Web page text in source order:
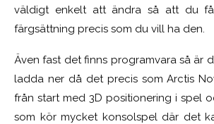
väldigt enkelt att ändra så att du
färgsättning precis som du vill ha den.
Även fast det finns programvara så är
ladda ner då det precis som Arctis
från start med 3D positionering i spel
som kör mycket konsolspel där det